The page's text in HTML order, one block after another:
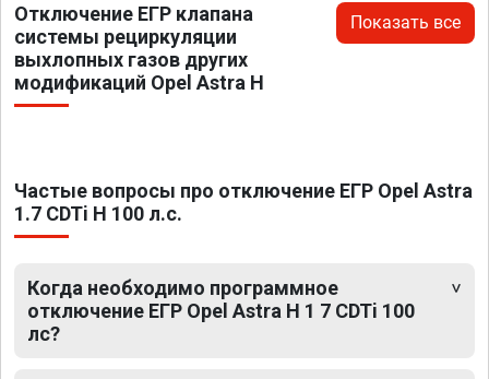
Отключение ЕГР клапана
системы рециркуляции
выхлопных газов других
модификаций Opel Astra H
Показать все
Частые вопросы про отключение ЕГР Opel Astra
1.7 CDTi H 100 л.с.
Когда необходимо программное
отключение ЕГР Opel Astra H 1 7 CDTi 100
лс?